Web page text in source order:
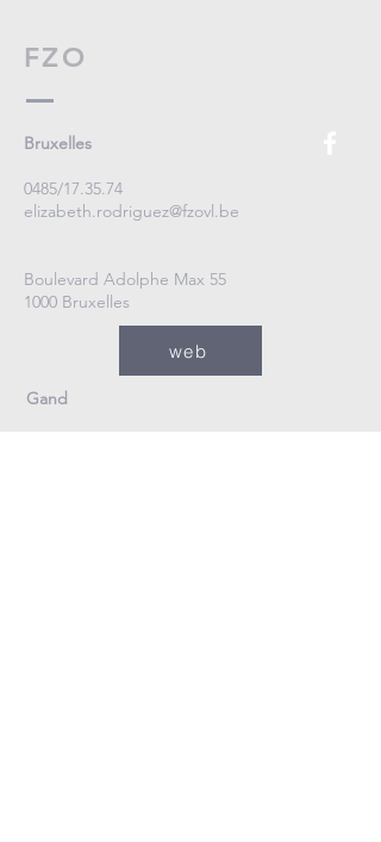
FZO
Bruxelles
0485/17.35.74
elizabeth.rodriguez@fzovl.be
Boulevard Adolphe Max 55
1000 Bruxelles
web
Gand